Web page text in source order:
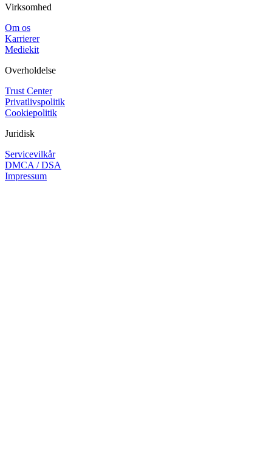
Virksomhed
Om os
Karrierer
Mediekit
Overholdelse
Trust Center
Privatlivspolitik
Cookiepolitik
Juridisk
Servicevilkår
DMCA / DSA
Impressum